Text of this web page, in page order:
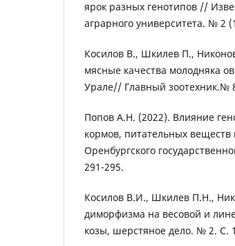
ярок разных генотипов //
аграрного университета. № 2
Косилов В., Шкилев П.,
мясные качества молодняка
Урале// Главный зоотехник.№
Попов А.Н. (2022). Влияние
кормов, питательных
Оренбургского
291-295.
Косилов В.И., Шкилев П.Н.,
диморфизма на весовой и
козы, шерстяное дело. № 2. С.